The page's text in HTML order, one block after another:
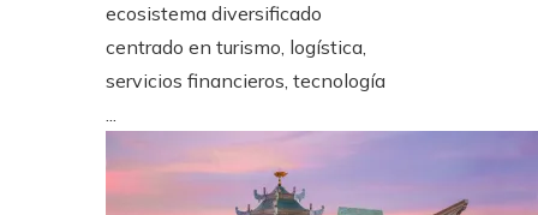
ecosistema diversificado
centrado en turismo, logística,
servicios financieros, tecnología
...